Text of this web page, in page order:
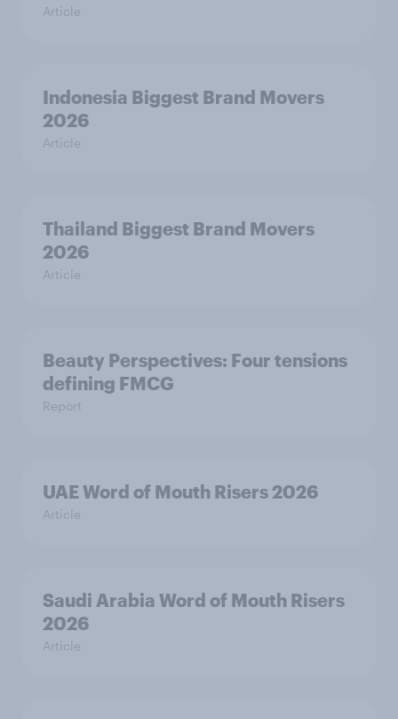
Article
Indonesia Biggest Brand Movers
2026
Article
Thailand Biggest Brand Movers
2026
Article
Beauty Perspectives: Four tensions
defining FMCG
Report
UAE Word of Mouth Risers 2026
Article
Saudi Arabia Word of Mouth Risers
2026
Article